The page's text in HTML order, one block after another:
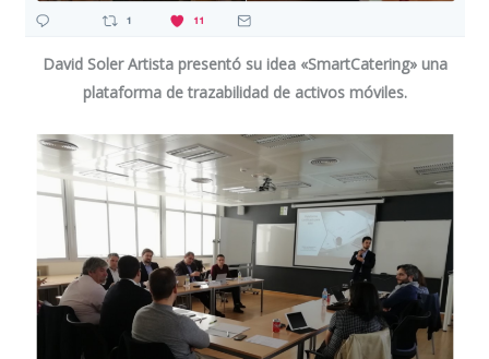
David Soler Artistapresentó su idea «SmartCatering» una
plataforma de trazabilidad de activos móviles.